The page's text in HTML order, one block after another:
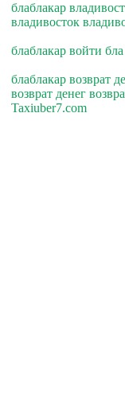
блаблакар
владивосток
блаблакар войти
блаблакар возврат
возврат денег
Taxiuber7.com